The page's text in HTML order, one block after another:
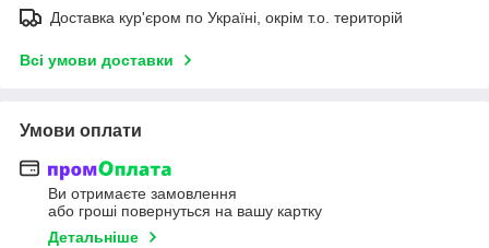
Доставка кур'єром по Україні, окрім т.о. територій
Всі умови доставки
Умови оплати
Ви отримаєте замовлення
або гроші повернуться на вашу картку
Детальніше